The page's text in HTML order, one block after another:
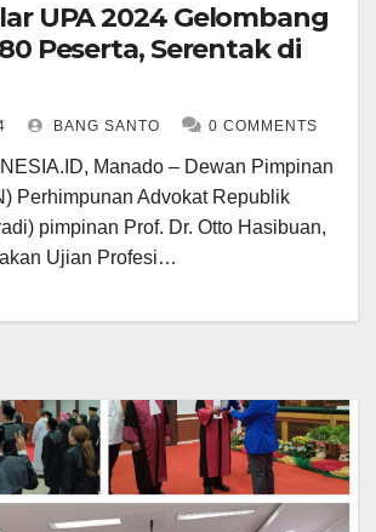
UPA 2024 Gelombang
Peserta, Serentak di
BANG SANTO 0 COMMENTS
Manado – Dewan Pimpinan
Perhimpunan Advokat Republik
pimpinan Prof. Dr. Otto Hasibuan,
Ujian Profesi…